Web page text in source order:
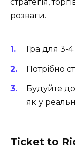
розваги.
Гра для 3-4
Потрібно
Будуйте
як у
Ticket to